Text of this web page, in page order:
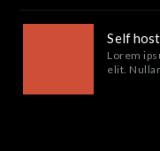
Self
Lorem
elit.